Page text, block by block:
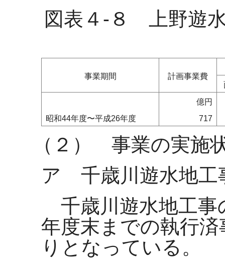
図表４-８ 上野遊
事業期間
計画事業費
億円
昭和44年度〜平成26年度
717
（２） 事業の実施
ア 千歳川遊水地工
千歳川遊水地工事
年度末までの執行
りとなっている。